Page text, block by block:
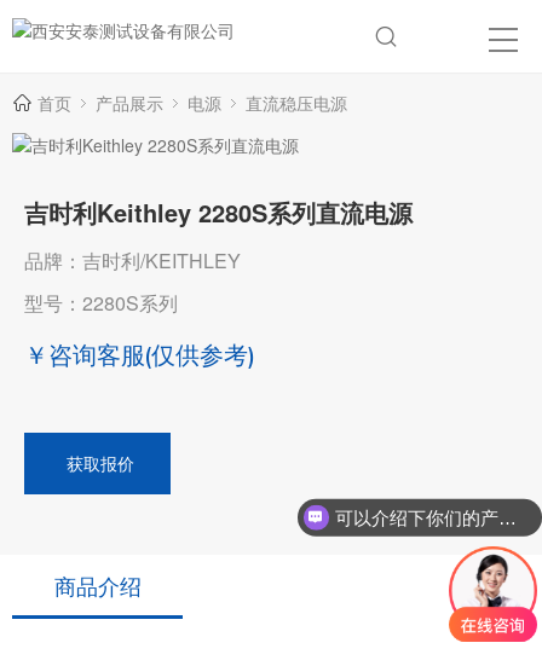
首页 产品展示 电源 直流稳压电源
吉时利Keithley 2280S系列直流电源
品牌：吉时利/KEITHLEY
型号：2280S系列
￥咨询客服(仅供参考)
获取报价
商品介绍
可以介绍下你们的产品么？